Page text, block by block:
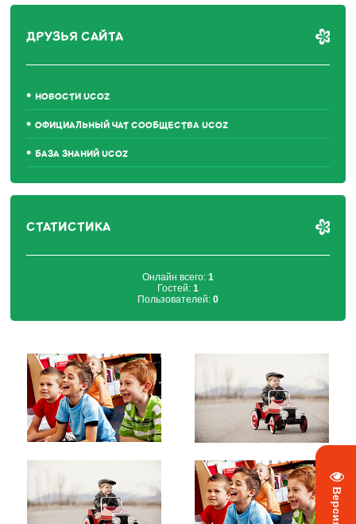
ДРУЗЬЯ САЙТА
НОВОСТИ UCOZ
ОФИЦИАЛЬНЫЙ ЧАТ СООБЩЕСТВА UCOZ
БАЗА ЗНАНИЙ UCOZ
СТАТИСТИКА
Онлайн всего: 1
Гостей: 1
Пользователей: 0